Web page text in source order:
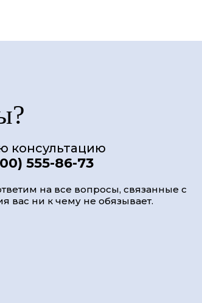
консультацию
555-86-73
на все вопросы, связанные с
вас ни к чему не обязывает.